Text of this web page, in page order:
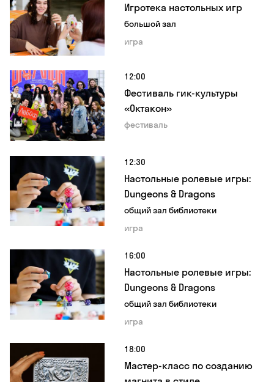
Игротека настольных игр
большой зал
игра
12:00
Фестиваль гик-культуры
«Октакон»
фестиваль
12:30
Настольные ролевые игры:
Dungeons & Dragons
общий зал библиотеки
игра
16:00
Настольные ролевые игры:
Dungeons & Dragons
общий зал библиотеки
игра
18:00
Мастер-класс по созданию